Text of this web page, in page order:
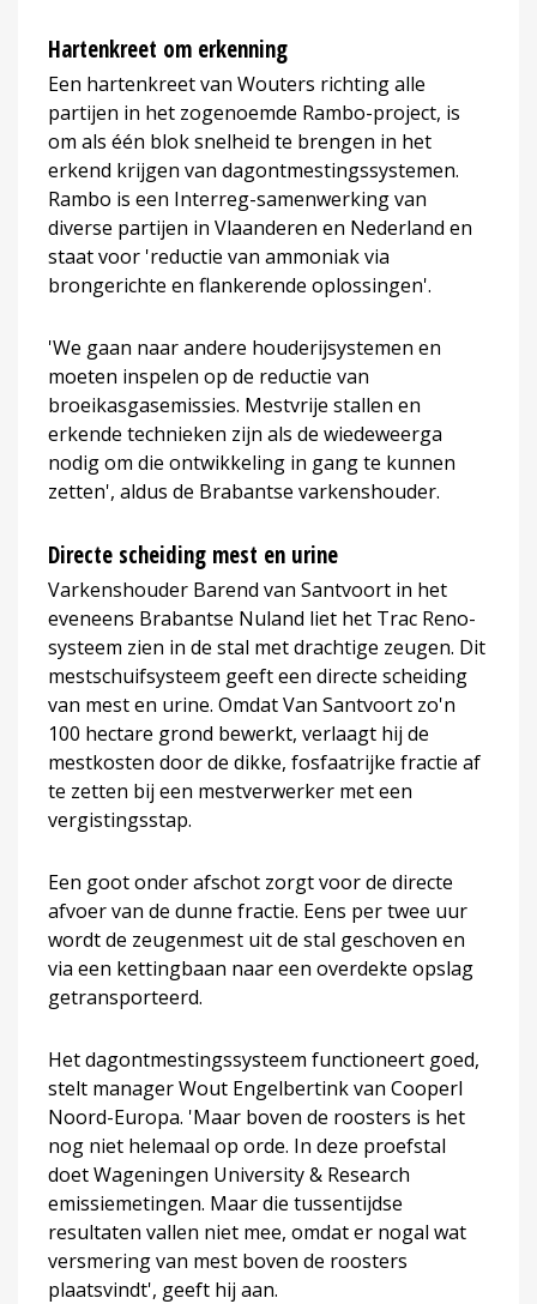
Hartenkreet om erkenning
Een hartenkreet van Wouters richting alle
partijen in het zogenoemde Rambo-project, is
om als één blok snelheid te brengen in het
erkend krijgen van dagontmestingssystemen.
Rambo is een Interreg-samenwerking van
diverse partijen in Vlaanderen en Nederland en
staat voor 'reductie van ammoniak via
brongerichte en flankerende oplossingen'.
'We gaan naar andere houderijsystemen en
moeten inspelen op de reductie van
broeikasgasemissies. Mestvrije stallen en
erkende technieken zijn als de wiedeweerga
nodig om die ontwikkeling in gang te kunnen
zetten', aldus de Brabantse varkenshouder.
Directe scheiding mest en urine
Varkenshouder Barend van Santvoort in het
eveneens Brabantse Nuland liet het Trac Reno-
systeem zien in de stal met drachtige zeugen. Dit
mestschuifsysteem geeft een directe scheiding
van mest en urine. Omdat Van Santvoort zo'n
100 hectare grond bewerkt, verlaagt hij de
mestkosten door de dikke, fosfaatrijke fractie af
te zetten bij een mestverwerker met een
vergistingsstap.
Een goot onder afschot zorgt voor de directe
afvoer van de dunne fractie. Eens per twee uur
wordt de zeugenmest uit de stal geschoven en
via een kettingbaan naar een overdekte opslag
getransporteerd.
Het dagontmestingssysteem functioneert goed,
stelt manager Wout Engelbertink van Cooperl
Noord-Europa. 'Maar boven de roosters is het
nog niet helemaal op orde. In deze proefstal
doet Wageningen University & Research
emissiemetingen. Maar die tussentijdse
resultaten vallen niet mee, omdat er nogal wat
versmering van mest boven de roosters
plaatsvindt', geeft hij aan.